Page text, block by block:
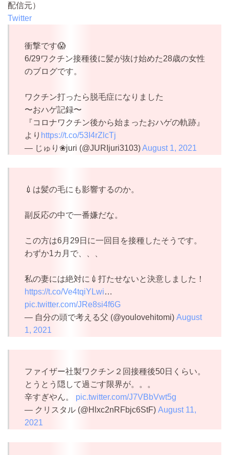
配信元）
Twitter
衝撃です😱
6/29ワクチン接種後に髪が抜け始めた28歳の女性
のブログです。
ワクチン打ったら脱毛症になりました
〜おハゲ記録〜
『コロナワクチン後から始まったおハゲの軌跡』
より https://t.co/53I4rZlcTj
— じゅり❀juri (@JURIjuri3103)August 1, 2021
💉は髪の毛にも影響するのか。
副反応の中で一番嫌だな。
この方は6月29日に一回目を接種したそうです。
わずか1カ月で、、、
私の妻には絶対に💉打たせないと決意しました！
https://t.co/Ve4tqiYLwi…
pic.twitter.com/JRe8si4f6G
— 自分の頭で考える父 (@youlovehitomi) August
1, 2021
ファイザー社製ワクチン２回接種後50日くらい。
とうとう隠して過ごす限界が。。。
辛すぎやん。 pic.twitter.com/J7VBbVwt5g
— クリスタル (@Hlxc2nRFbjc6StF) August 11,
2021